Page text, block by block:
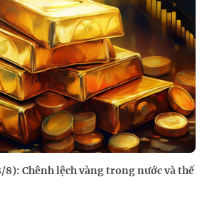
8): Chênh lệch vàng trong nước và thế